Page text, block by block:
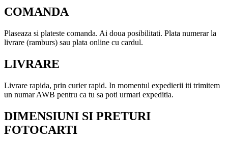
COMANDA
Plaseaza si plateste comanda. Ai doua posibilitati. Plata numerar la
livrare (ramburs) sau plata online cu cardul.
LIVRARE
Livrare rapida, prin curier rapid. In momentul expedierii iti trimitem
un numar AWB pentru ca tu sa poti urmari expeditia.
DIMENSIUNI SI PRETURI
FOTOCARTI